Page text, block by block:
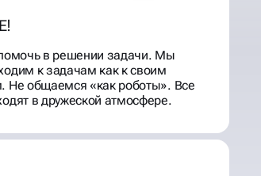
в решении задачи. Мы
к задачам как к своим
Не общаемся «как роботы». Все
в дружеской атмосфере.